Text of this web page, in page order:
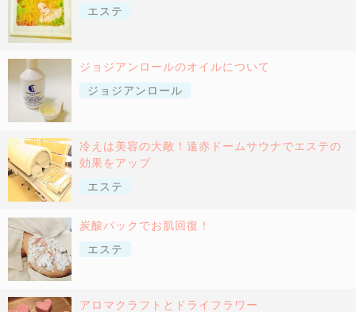
エステ
ジョジアンロールのオイルについて
ジョジアンロール
冷えは美容の大敵！遠赤ドームサウナでエステの
効果をアップ
エステ
炭酸パックでお肌回復！
エステ
アロマクラフトとドライフラワー